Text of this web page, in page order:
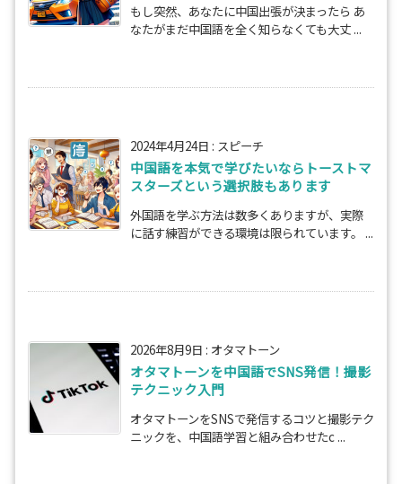
もし突然、あなたに中国出張が決まったら あ
なたがまだ中国語を全く知らなくても大丈 ...
2024年4月24日 : スピーチ
中国語を本気で学びたいならトーストマ
スターズという選択肢もあります
外国語を学ぶ方法は数多くありますが、実際
に話す練習ができる環境は限られています。 ...
2026年8月9日 : オタマトーン
オタマトーンを中国語でSNS発信！撮影
テクニック入門
オタマトーンをSNSで発信するコツと撮影テク
ニックを、中国語学習と組み合わせたc ...